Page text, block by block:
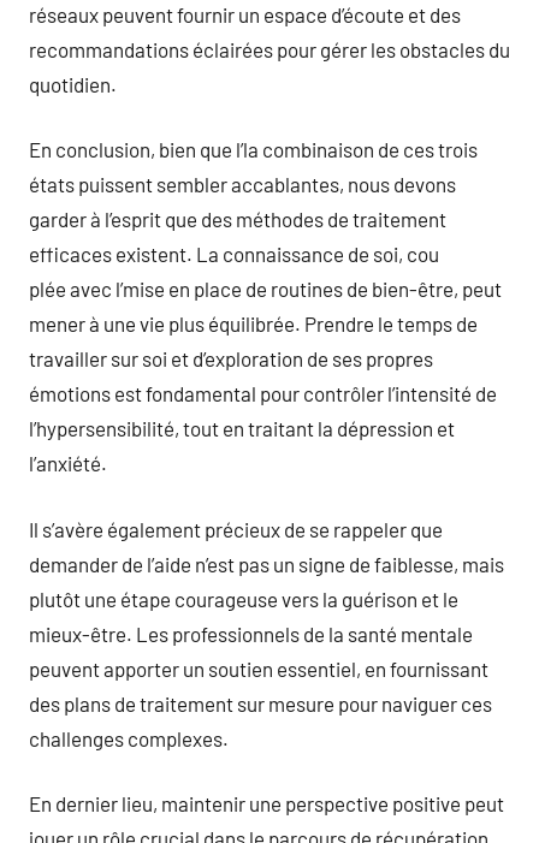
réseaux peuvent fournir un espace d’écoute et des
recommandations éclairées pour gérer les obstacles du
quotidien.
En conclusion, bien que l’la combinaison de ces trois
états puissent sembler accablantes, nous devons
garder à l’esprit que des méthodes de traitement
efficaces existent. La connaissance de soi, cou
plée avec l’mise en place de routines de bien-être, peut
mener à une vie plus équilibrée. Prendre le temps de
travailler sur soi et d’exploration de ses propres
émotions est fondamental pour contrôler l’intensité de
l’hypersensibilité, tout en traitant la dépression et
l’anxiété.
Il s’avère également précieux de se rappeler que
demander de l’aide n’est pas un signe de faiblesse, mais
plutôt une étape courageuse vers la guérison et le
mieux-être. Les professionnels de la santé mentale
peuvent apporter un soutien essentiel, en fournissant
des plans de traitement sur mesure pour naviguer ces
challenges complexes.
En dernier lieu, maintenir une perspective positive peut
jouer un rôle crucial dans le parcours de récupération.